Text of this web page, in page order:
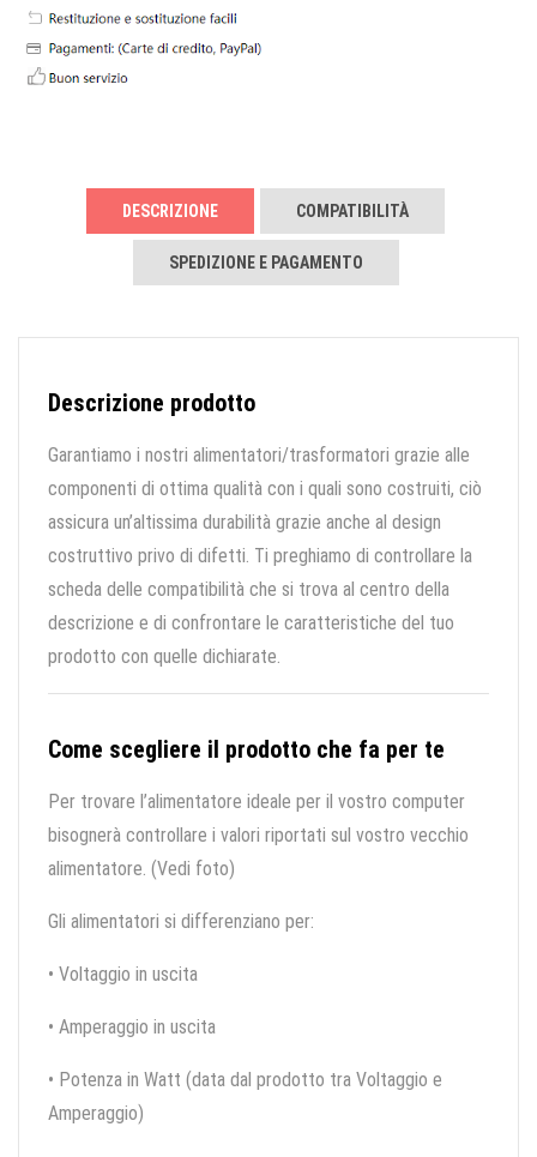
DESCRIZIONE COMPATIBILITÀ
SPEDIZIONE E PAGAMENTO
Descrizione prodotto
Garantiamo i nostri alimentatori/trasformatori grazie alle
componenti di ottima qualità con i quali sono costruiti, ciò
assicura un’altissima durabilità grazie anche al design
costruttivo privo di difetti. Ti preghiamo di controllare la
scheda delle compatibilità che si trova al centro della
descrizione e di confrontare le caratteristiche del tuo
prodotto con quelle dichiarate.
Come scegliere il prodotto che fa per te
Per trovare l’alimentatore ideale per il vostro computer
bisognerà controllare i valori riportati sul vostro vecchio
alimentatore. (Vedi foto)
Gli alimentatori si differenziano per:
• Voltaggio in uscita
• Amperaggio in uscita
• Potenza in Watt (data dal prodotto tra Voltaggio e
Amperaggio)